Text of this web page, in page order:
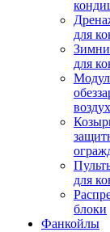
для
для
для
блоки
Фанкойлы